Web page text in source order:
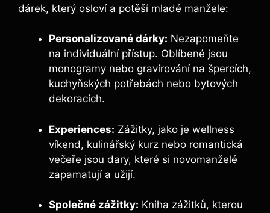
dárek, který osloví a potěší mladé manžele:
Personalizované dárky: Nezapomeňte
na individuální přístup. Oblíbené jsou
monogramy nebo gravírování na špercích,
kuchyňských potřebách nebo bytových
dekoracích.
Experiences: Zážitky, jako je wellness
víkend, kulinářský kurz nebo romantická
večeře jsou dary, které si novomanželé
zapamatují a užijí.
Společné zážitky: Kniha zážitků, kterou